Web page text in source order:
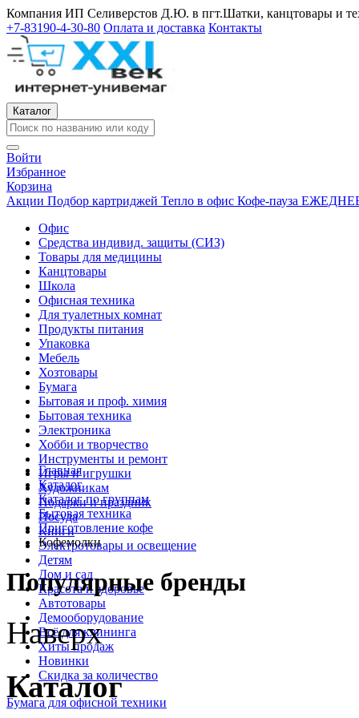
Компания ИП Селиверстов Д.Ю. в пгт.Шатки, канцтовары и
+7-83190-4-30-80 Оплата и доставка Контакты
Каталог
Войти
Избранное
Корзина
Акции Подбор картриджей Тепло в офис Кофе-пауза
Офис
Средства индивид. защиты (СИЗ)
Товары для медицины
Канцтовары
Школа
Офисная техника
Для туалетных комнат
Продукты питания
Упаковка
Мебель
Хозтовары
Бумага
Бытовая и проф. химия
Бытовая техника
Электроника
Хобби и творчество
Инструменты и ремонт
Игры и игрушки
Художникам
Подарки и праздник
Посуда
Книги
Электротовары и освещение
Детям
Дом и сад
Красота и здоровье
Автотовары
Демооборудование
Всё для клининга
Хиты продаж
Новинки
Скидка за количество
Бумага для офисной техники
Главная
Каталог
Каталог по группам
Бытовая техника
Приготовление кофе
Кофемолки
Популярные бренды
Наверх
Каталог